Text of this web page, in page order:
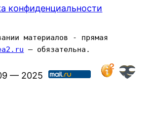
конфиденциальности
материалов - прямая
— обязательна.
— 2025